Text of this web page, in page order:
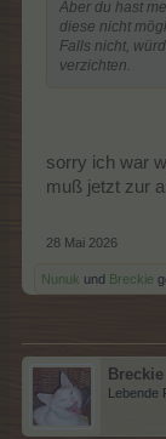
Aber du hast
diese nicht
Falls nicht,
verzichten.
sorry ich war
muß jetzt zur
28 Mai 2026
Nunuk und Breckie
Breckie
Lebende